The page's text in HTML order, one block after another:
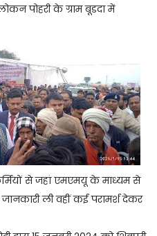
पोहरी के ग्राम बूडदा में
से जहां एमएमयू के माध्यम से
ली वहीं कई परामर्श देकर